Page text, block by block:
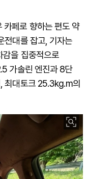
카페로 향하는 편도 약
전대를 잡고, 기자는
감을 집중적으로
가솔린 엔진과 8단
최대토크 25.3kg.m의